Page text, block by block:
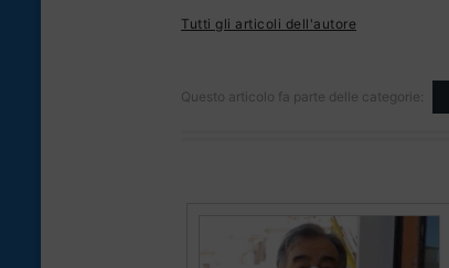
Tutti gli articoli dell'autore
Questo articolo fa parte delle categorie: